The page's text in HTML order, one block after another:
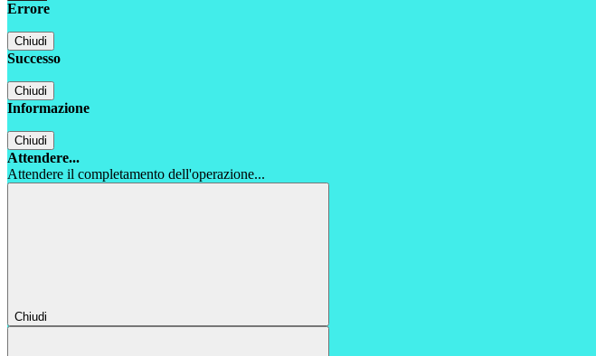
Errore
Chiudi
Successo
Chiudi
Informazione
Chiudi
Attendere...
Attendere il completamento dell'operazione...
Chiudi